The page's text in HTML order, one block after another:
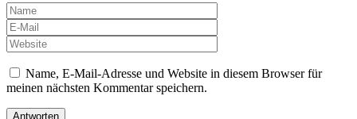
Name, E-Mail-Adresse und Website in diesem Browser für
meinen nächsten Kommentar speichern.